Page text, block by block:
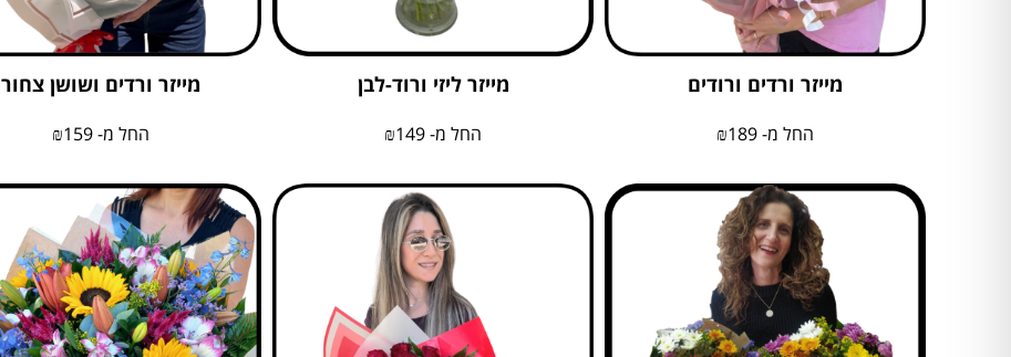
מייזר ורדים ורודים
החל מ- ₪189
מייזר ליזי ורוד-לבן
החל מ- ₪149
מייזר ורדים ושושן צחור
החל מ- ₪159